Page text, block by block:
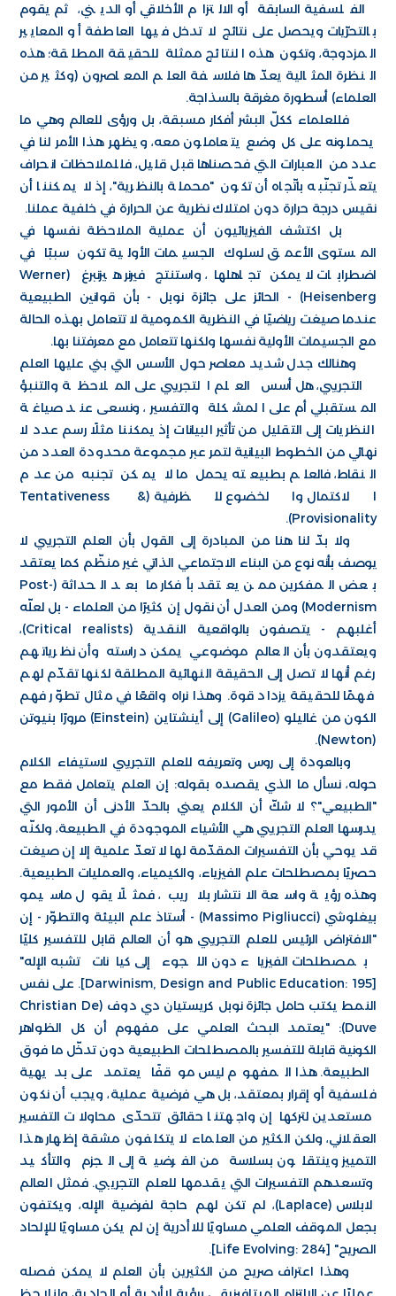
الفلسفية السابقة أو الالتزام الأخلاقي أو الديني، ثم يقوم
بالتحرّيات ويحصل على نتائج لا تدخل فيها العاطفة أو المعايير
المزدوجة، وتكون هذه النتائج ممثلة للحقيقة المطلقة؛ هذه
النظرة المثالية يعدّها فلاسفة العلم المعاصرون (وكثير من
العلماء) أسطورة مغرقة بالسذاجة.
فللعلماء ككلّ البشر أفكار مسبقة، بل ورؤى للعالم وهي ما
يحملونه على كل وضع يتعاملون معه، ويظهر هذا الأمر لنا في
عدد من العبارات التي فحصناها قبل قليل، فللملاحظات انحراف
يتعذّر تجنّبه باتّجاه أن تكون "محملة بالنظرية"، إذ لا يمكننا أن
نقيس درجة حرارة دون امتلاك نظرية عن الحرارة في خلفية عملنا.
بل اكتشف الفيزيائيون أن عملية الملاحظة نفسها في
المستوى الأعمق لسلوك الجسيمات الأولية تكون سببًا في
اضطرابات لا يمكن تجاهلها، واستنتج فيرنر هيزنبرغ (Werner
Heisenberg) - الحائز على جائزة نوبل - بأن قوانين الطبيعية
عندما صيغت رياضيًا في النظرية الكمومية لا تتعامل بهذه الحالة
مع الجسيمات الأولية نفسها ولكنها تتعامل مع معرفتنا بها.
وهنالك جدل شديد معاصر حول الأسس التي بني عليها العلم
التجريبي، هل أسس العلم التجريبي على الملاحظة والتنبؤ
المستقبلي أم على المشكلة والتفسير، ونسعى عند صياغة
النظريات إلى التقليل من تأثير البيانات إذ يمكننا مثلًا رسم عدد لا
نهائي من الخطوط البيانية لتمر عبر مجموعة محدودة العدد من
النقاط، فالعلم بطبيعته يحمل ما لا يمكن تجنبه من عدم
الاكتمال والخضوع للظرفية (Tentativeness &
Provisionality).
ولا بدّ لنا هنا من المبادرة إلى القول بأن العلم التجريبي لا
يوصف بأنه نوع من البناء الاجتماعي الذاتي غير منظّم كما يعتقد
بعض المفكرين ممن يعتقد بأفكار ما بعد الحداثة (Post-
Modernism) ومن العدل أن نقول إن كثيرًا من العلماء - بل لعلّه
أغلبهم - يتصفون بالواقعية النقدية (Critical realists)،
ويعتقدون بأن العالم موضوعي يمكن دراسته وأن نظرياتهم
رغم أنها لا تصل إلى الحقيقة النهائية المطلقة لكنها تقدّم لهم
فهمًا للحقيقة يزداد قوة. وهذا نراه واقعًا في مثال تطوّر فهم
الكون من غاليلو (Galileo) إلى أينشتاين (Einstein) مرورًا بنيوتن
(Newton).
وبالعودة إلى روس وتعريفه للعلم التجريبي لاستيفاء الكلام
حوله، نسأل ما الذي يقصده بقوله: إن العلم يتعامل فقط مع
"الطبيعي"؟ لا شكّ أن الكلام يعني بالحدّ الأدنى أن الأمور التي
يدرسها العلم التجريبي هي الأشياء الموجودة في الطبيعة، ولكنّه
قد يوحي بأن التفسيرات المقدّمة لها لا تعدّ علمية إلا إن صيغت
حصريًا بمصطلحات علم الفيزياء، والكيمياء، والعمليات الطبيعية.
وهذه رؤية واسعة الانتشار بلا ريب، فمثلًا يقول ماسيمو
بيغلوشي (Massimo Pigliucci) - أستاذ علم البيئة والتطوّر - إن
"الافتراض الرئيس للعلم التجريبي هو أن العالم قابل للتفسير كليًا
بمصطلحات الفيزياء دون اللجوء إلى كيانات تشبه الإله"
[Darwinism, Design and Public Education: 195]. على نفس
النمط يكتب حامل جائزة نوبل كريستيان دي دوف (Christian De
Duve): "يعتمد البحث العلمي على مفهوم أن كل الظواهر
الكونية قابلة للتفسير بالمصطلحات الطبيعية دون تدخّل ما فوق
الطبيعة. هذا المفهوم ليس موقفًا يعتمد على بديهية
فلسفية أو إقرار بمعتقد، بل هي فرضية عملية، ويجب أن نكون
مستعدين لتركها إن واجهتنا حقائق تتحدّى محاولات التفسير
العقلاني، ولكن الكثير من العلماء لا يتكلفون مشقة إظهار هذا
التمييز وينتقلون بسلاسة من الفرضية إلى الجزم والتأكيد
وتسعدهم التفسيرات التي يقدمها للعلم التجريبي. فمثل العالم
لابلاس (Laplace)، لم تكن لهم حاجة لفرضية الإله، ويكتفون
بجعل الموقف العلمي مساويًا للاأدرية إن لم يكن مساويًا للإلحاد
الصريح" [Life Evolving: 284].
وهذا اعتراف صريح من الكثيرين بأن العلم لا يمكن فصله